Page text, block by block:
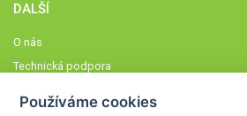
DALŠÍ
O nás
Technická podpora
Používáme cookies